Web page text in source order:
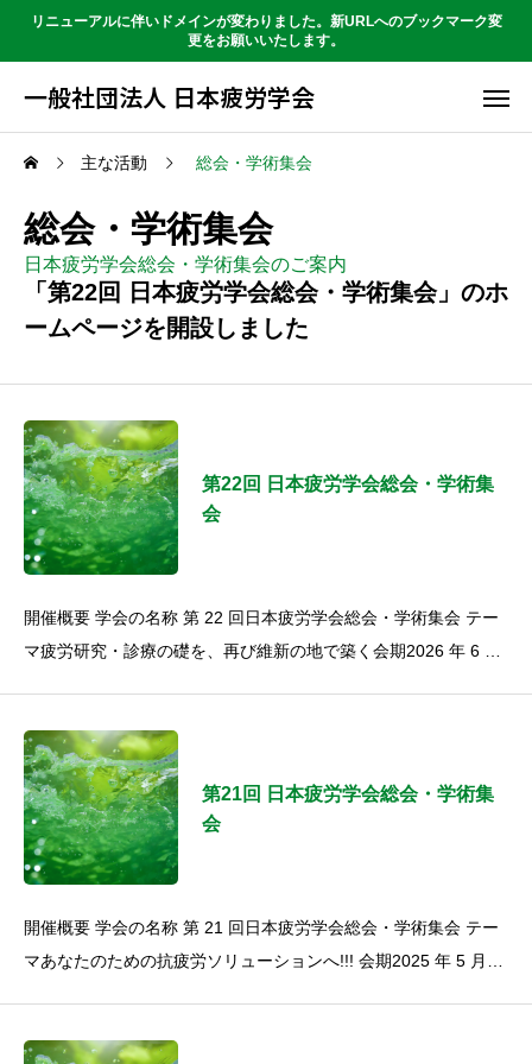
リニューアルに伴いドメインが変わりました。新URLへのブックマーク変
更をお願いいたします。
一般社団法人 日本疲労学会
主な活動 総会・学術集会
総会・学術集会
日本疲労学会総会・学術集会のご案内
「第22回 日本疲労学会総会・学術集会」のホ
ームページを開設しました
第22回 日本疲労学会総会・学術集
会
開催概要 学会の名称 第 22 回日本疲労学会総会・学術集会 テー
マ疲労研究・診療の礎を、再び維新の地で築く会期2026 年 6 月
第21回 日本疲労学会総会・学術集
会
開催概要 学会の名称 第 21 回日本疲労学会総会・学術集会 テー
マあなたのための抗疲労ソリューションへ!!! 会期2025 年 5 月